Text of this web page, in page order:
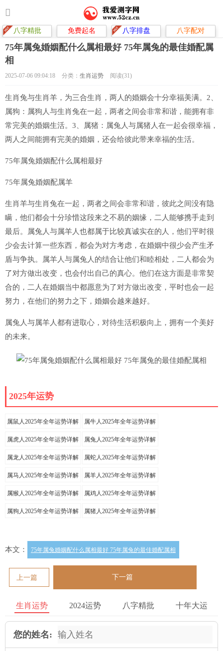
八字精批 免费起名 八字排盘 八字配对
75年属兔婚姻配什么属相最好 75年属兔的最佳婚配属
相
2025-07-06 09:04:18 分类： 生肖运势 阅读(31)
生肖兔与生肖羊，为三合生肖，两人的婚姻会十分幸福美满。2、
属狗：属狗人与生肖兔在一起，两者之间会非常和谐，能拥有非
常完美的婚姻生活。3、属猪：属兔人与属猪人在一起会很幸福，
两人之间能拥有完美的婚姻，还会给彼此带来幸福的生活。
75年属兔婚姻配什么属相最好
75年属兔婚姻配属羊
生肖羊与生肖兔在一起，两者之间会非常和谐，彼此之间没有隐
瞒，他们都会十分珍惜这段来之不易的姻缘，二人能够携手走到
最后。属兔人与属羊人也都属于比较真诚实在的人，他们平时很
少会去计算一些东西，都会为对方考虑，在婚姻中很少会产生矛
盾与争执。属羊人与属兔人的结合让他们和睦相处，二人都会为
了对方做出改变，也会付出自己的真心。他们在这方面是非常契
合的，二人在婚姻当中都愿意为了对方做出改变，平时也会一起
努力，在他们的努力之下，婚姻会越来越好。
属兔人与属羊人都有进取心，对待生活积极向上，拥有一个美好
的未来。
2025年运势
属鼠人2025年全年运势详解 属牛人2025年全年运势详解
属虎人2025年全年运势详解 属兔人2025年全年运势详解
属龙人2025年全年运势详解 属蛇人2025年全年运势详解
属马人2025年全年运势详解 属羊人2025年全年运势详解
属猴人2025年全年运势详解 属鸡人2025年全年运势详解
属狗人2025年全年运势详解 属猪人2025年全年运势详解
本文： 75年属兔婚姻配什么属相最好 75年属兔的最佳婚配属相
上一篇 下一篇
生肖运势 2024运势 八字精批 十年大运
您的姓名: